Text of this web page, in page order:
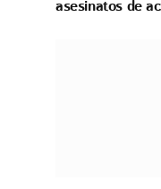
asesinatos de